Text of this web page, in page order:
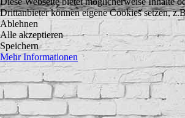
Drittanbieter können eigene Cookies setzen,
Ablehnen
Alle akzeptieren
Speichern
Mehr Informationen